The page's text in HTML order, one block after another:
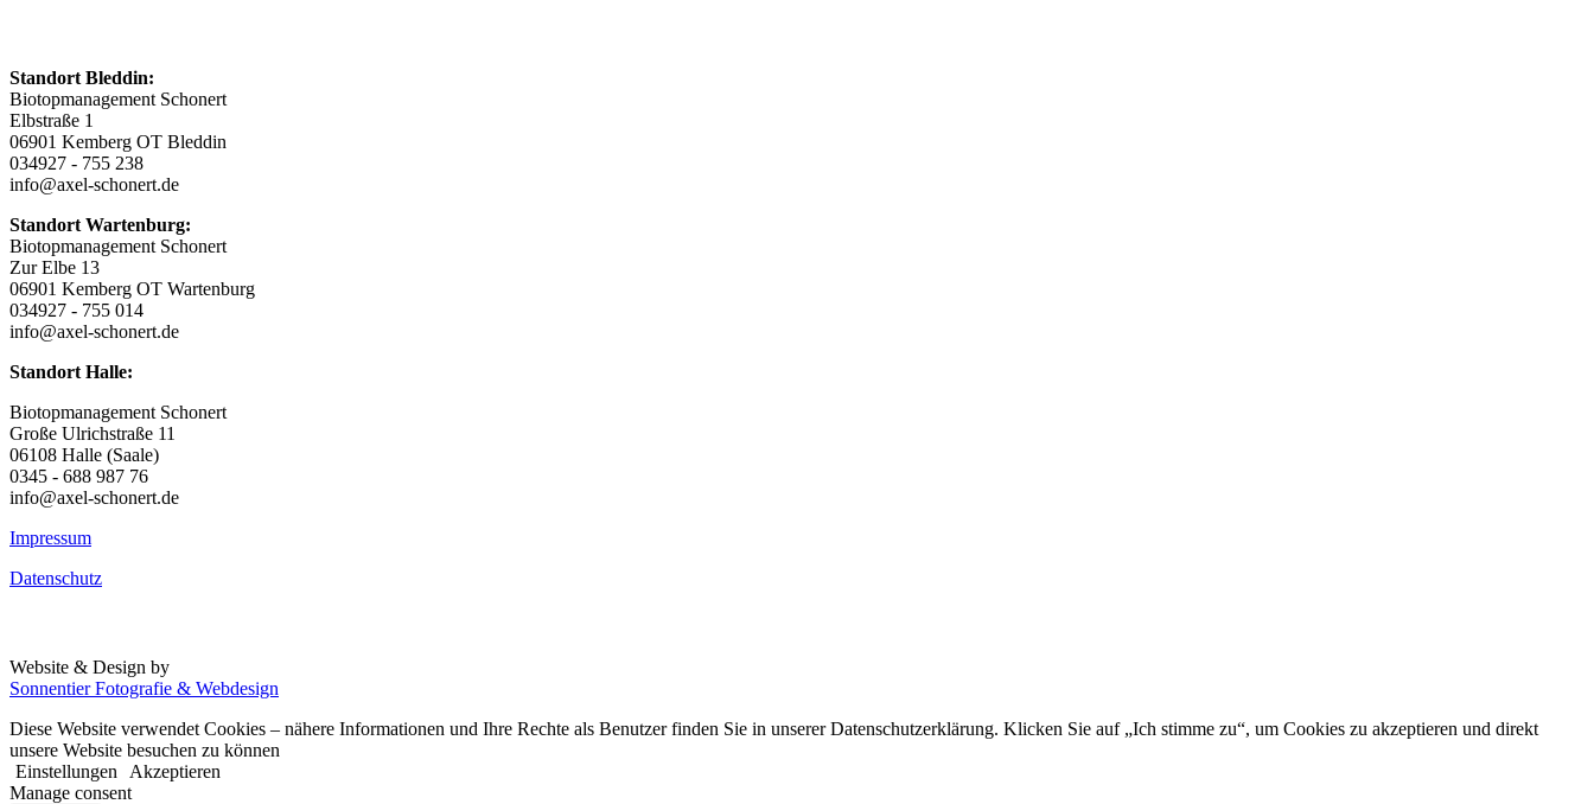
Standort Bleddin:
Biotopmanagement Schonert
Elbstraße 1
06901 Kemberg OT Bleddin
034927 - 755 238
info@axel-schonert.de
Standort Wartenburg:
Biotopmanagement Schonert
Zur Elbe 13
06901 Kemberg OT Wartenburg
034927 - 755 014
info@axel-schonert.de
Standort Halle:
Biotopmanagement Schonert
Große Ulrichstraße 11
06108 Halle (Saale)
0345 - 688 987 76
info@axel-schonert.de
Impressum
Datenschutz
Website & Design by
Sonnentier Fotografie & Webdesign
Diese Website verwendet Cookies – nähere Informationen und Ihre Rechte als Benutzer finden Sie in unserer Datenschutzerklärung. Klicken Sie auf „Ich stimme zu“, um Cookies zu akzeptieren und direkt
unsere Website besuchen zu können
Einstellungen
Akzeptieren
Manage consent